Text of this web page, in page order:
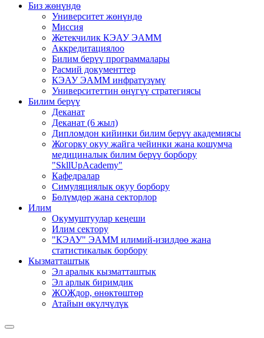
Биз жөнүндө
Университет жөнүндө
Миссия
Жетекчилик КЭАУ ЭАММ
Аккредитациялоо
Билим берүү программалары
Расмий документтер
КЭАУ ЭАММ инфратүзүмү
Университеттин өнүгүү стратегиясы
Билим берүү
Деканат
Деканат (6 жыл)
Дипломдон кийинки билим берүү академиясы
Жогорку окуу жайга чейинки жана кошумча
медициналык билим берүү борбору
"SkllUpAcademy"
Кафедралар
Симуляциялык окуу борбору
Бөлүмдөр жана секторлор
Илим
Окумуштуулар кеңеши
Илим сектору
"КЭАУ" ЭАММ илимий-изилдөө жана
статистикалык борбору
Кызматташтык
Эл аралык кызматташтык
Эл арлык биримдик
ЖОЖдор, өнөктөштөр
Атайын өкүлчүлүк